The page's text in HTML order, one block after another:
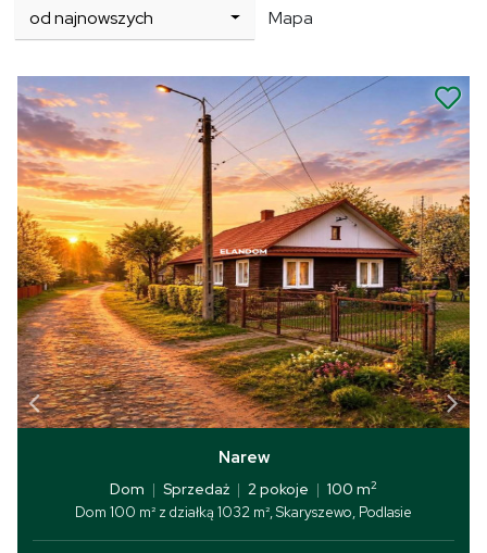
od najnowszych Mapa
Narew
Dom | Sprzedaż | 2 pokoje | 100 m2
Dom 100 m² z działką 1032 m², Skaryszewo, Podlasie